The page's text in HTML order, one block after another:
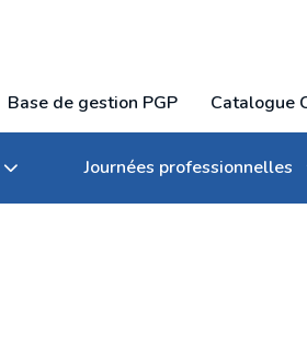
Base de gestion PGP Catalogue
Journées professionnelles